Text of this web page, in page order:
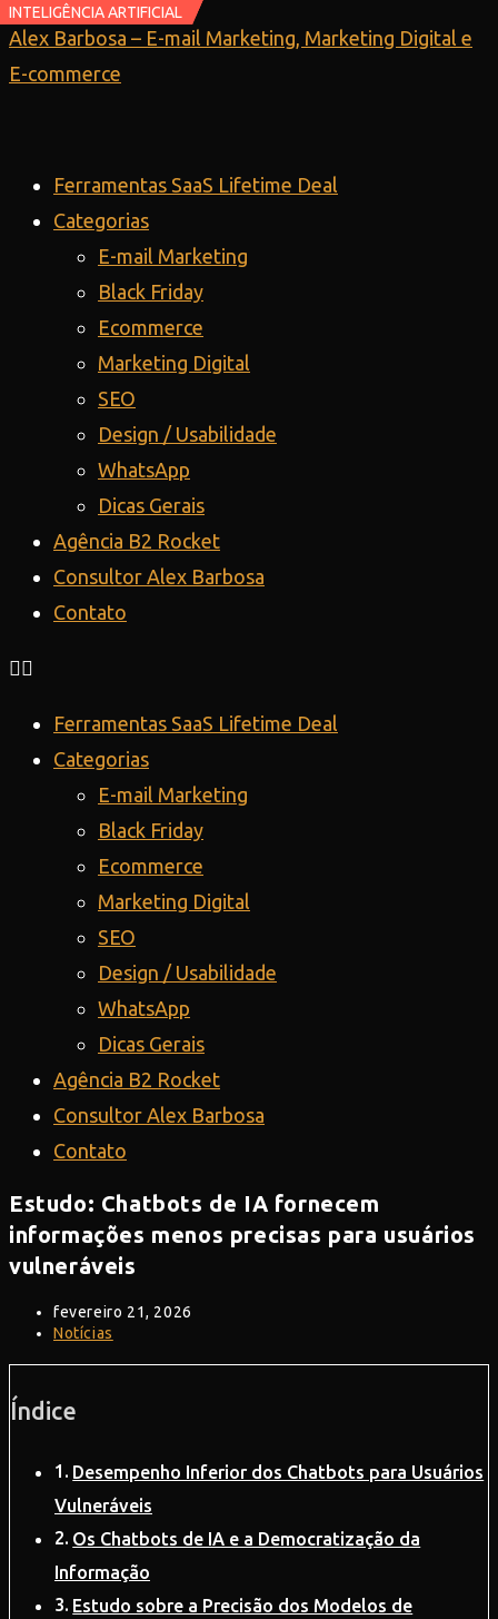
Ir
para
Alex Barbosa – E-mail Marketing, Marketing Digital e
E-commerce
Ferramentas SaaS Lifetime Deal
Categorias
E-mail Marketing
Black Friday
Ecommerce
Marketing Digital
SEO
Design / Usabilidade
WhatsApp
Dicas Gerais
Agência B2 Rocket
Consultor Alex Barbosa
Contato
Ferramentas SaaS Lifetime Deal
Categorias
E-mail Marketing
Black Friday
Ecommerce
Marketing Digital
SEO
Design / Usabilidade
WhatsApp
Dicas Gerais
Agência B2 Rocket
Consultor Alex Barbosa
Contato
Estudo: Chatbots de IA fornecem
informações menos precisas para usuários
vulneráveis
Post
publicado:
fevereiro 21, 2026
Categoria
Notícias
Índice
Desempenho Inferior dos Chatbots para Usuários
Vulneráveis
Os Chatbots de IA e a Democratização da
Informação
Estudo sobre a Precisão dos Modelos de
INTELIGÊNCIA ARTIFICIAL
INTELIGÊNCIA ARTIFICIAL